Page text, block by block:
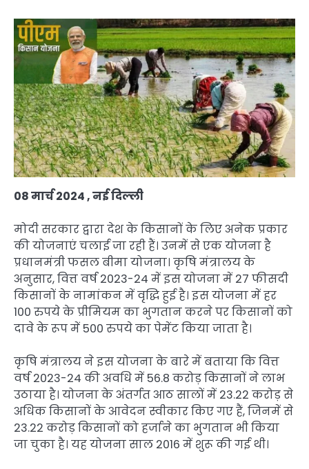
08 मार्च 2024 , नई दिल्‍ली
मोदी सरकार द्वारा देश के किसानों के लिए अनेक प्रकार
की योजनाएं चलाई जा रही हैं। उनमें से एक योजना है
प्रधानमंत्री फसल बीमा योजना। कृषि मंत्रालय के
अनुसार, वित्त वर्ष 2023-24 में इस योजना में 27 फीसदी
किसानों के नामांकन में वृद्धि हुई है। इस योजना में हर
100 रुपये के प्रीमियम का भुगतान करने पर किसानों को
दावे के रूप में 500 रुपये का पेमेंट किया जाता है।
कृषि मंत्रालय ने इस योजना के बारे में बताया कि वित्त
वर्ष 2023-24 की अवधि में 56.8 करोड़ किसानों ने लाभ
उठाया है। योजना के अंतर्गत आठ सालों में 23.22 करोड़ से
अधिक किसानों के आवेदन स्वीकार किए गए हैं, जिनमें से
23.22 करोड़ किसानों को हर्जाने का भुगतान भी किया
जा चुका है। यह योजना साल 2016 में शुरू की गई थी।